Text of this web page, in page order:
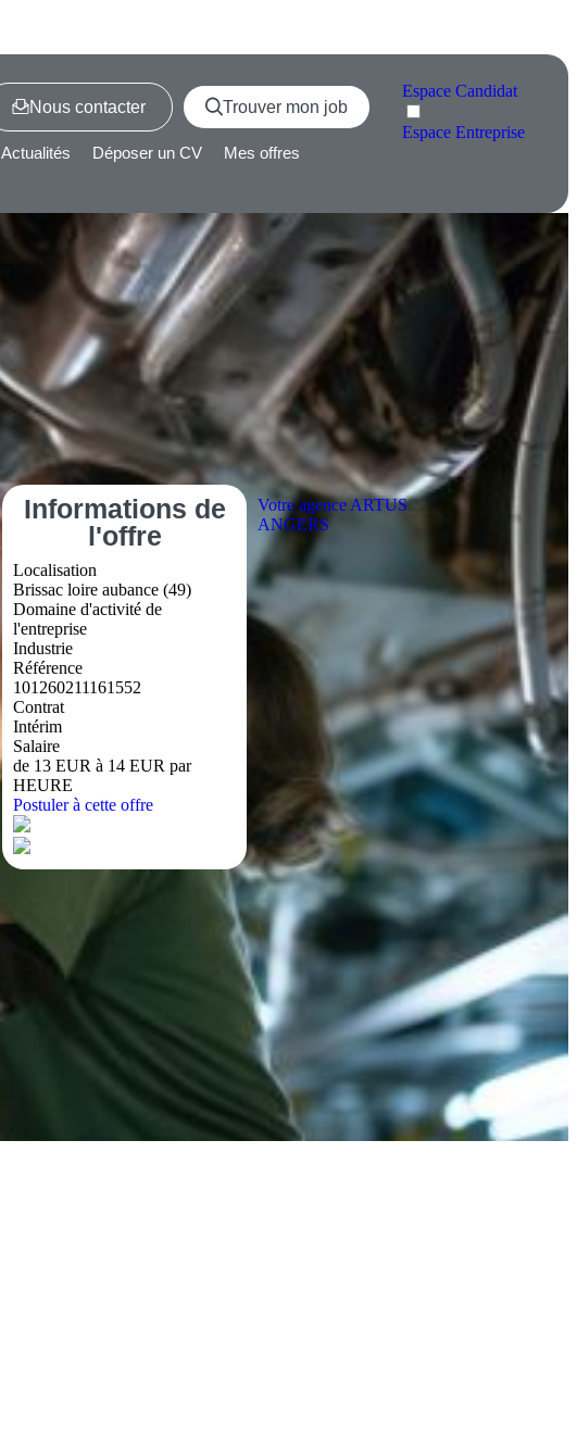
Nous contacter Trouver mon job
EspaceCandidat
EspaceEntreprise
Actualités Déposer un CV Mes offres
Informations de
l'offre
Localisation
Brissac loire aubance (49)
Domaine d'activité de
l'entreprise
Industrie
Référence
101260211161552
Contrat
Intérim
Salaire
de 13 EUR à 14 EUR par
HEURE
Postuler à cette offre
Votre agence ARTUS
ANGERS